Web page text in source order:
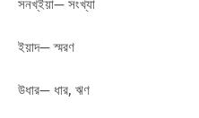
সনখ্ইয়া— সংখ্যা
ইয়াদ— স্মরণ
উধার— ধার, ঋণ